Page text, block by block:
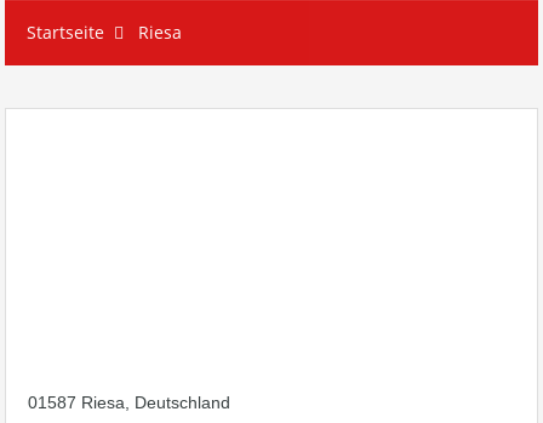
Startseite Riesa
01587 Riesa, Deutschland